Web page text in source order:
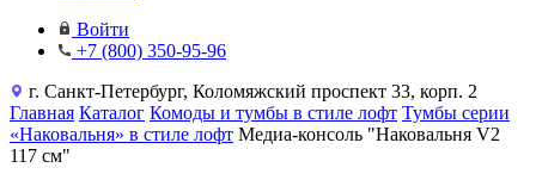
Войти
+7 (800) 350-95-96
г. Санкт-Петербург, Коломяжский проспект 33, корп. 2
Главная Каталог Комоды и тумбы в стиле лофт Тумбы серии
«Наковальня» в стиле лофт Медиа-консоль "Наковальня V2
117 см"